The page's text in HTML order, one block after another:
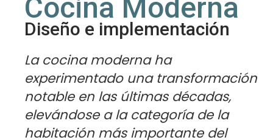
Cocina Moderna
Diseño e implementación
La cocina moderna ha
experimentado una transformación
notable en las últimas décadas,
elevándose a la categoría de la
habitación más importante del